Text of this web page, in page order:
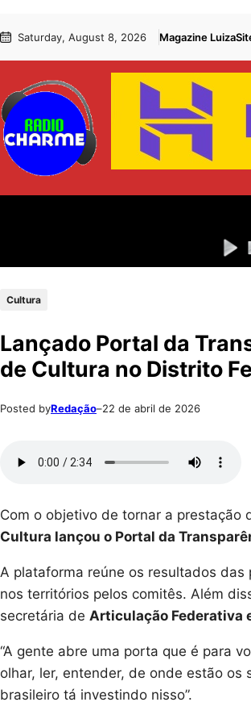
para
conteúdo
to Saturday, August 8, 2026 Magazine Luiza
Cultura
Lançado Portal da
de Cultura no Distrito
Posted byRedação–22 de abril de 2026
Com o objetivo de tornar a prestação
Cultura lançou o Portal da
A plataforma reúne os resultados
nos territórios pelos comitês. Além
secretária de Articulação Federativa
“A gente abre uma porta que é para
olhar, ler, entender, de onde estão
brasileiro tá investindo nisso”.